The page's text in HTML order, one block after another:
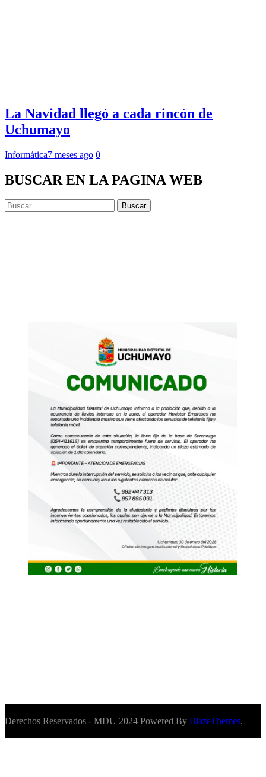
La Navidad llegó a cada rincón de
Uchumayo
Informática7 meses ago 0
BUSCAR EN LA PAGINA WEB
Buscar:
Derechos Reservados - MDU 2024 Powered By BlazeThemes.